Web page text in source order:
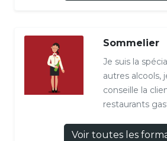
Sommelier
Je suis la
autres alcools,
conseille la
restaurants
Voir toutes les